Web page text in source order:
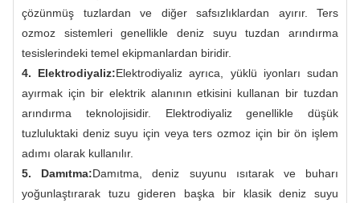
çözünmüş tuzlardan ve diğer safsızlıklardan ayırır. Ters
ozmoz sistemleri genellikle deniz suyu tuzdan arındırma
tesislerindeki temel ekipmanlardan biridir.
4. Elektrodiyaliz:Elektrodiyaliz ayrıca, yüklü iyonları sudan
ayırmak için bir elektrik alanının etkisini kullanan bir tuzdan
arındırma teknolojisidir. Elektrodiyaliz genellikle düşük
tuzluluktaki deniz suyu için veya ters ozmoz için bir ön işlem
adımı olarak kullanılır.
5. Damıtma:Damıtma, deniz suyunu ısıtarak ve buharı
yoğunlaştırarak tuzu gideren başka bir klasik deniz suyu